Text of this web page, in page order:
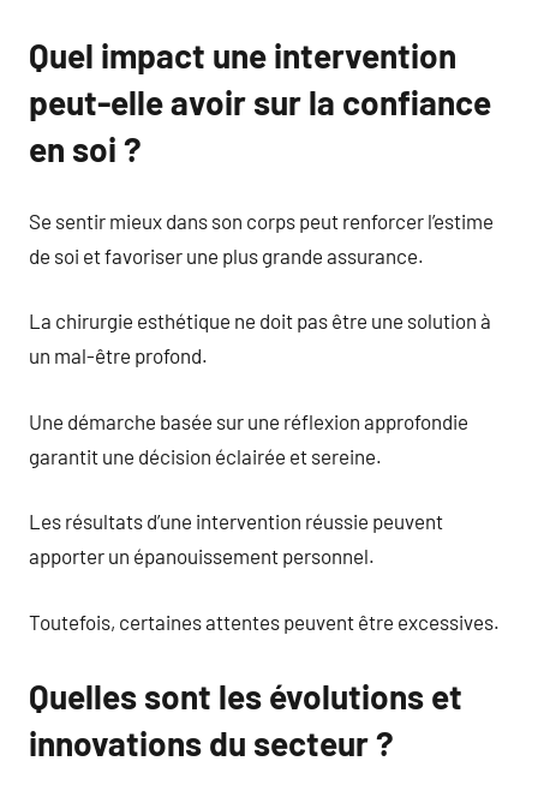
Quel impact une intervention
peut-elle avoir sur la confiance
en soi ?
Se sentir mieux dans son corps peut renforcer l’estime
de soi et favoriser une plus grande assurance.
La chirurgie esthétique ne doit pas être une solution à
un mal-être profond.
Une démarche basée sur une réflexion approfondie
garantit une décision éclairée et sereine.
Les résultats d’une intervention réussie peuvent
apporter un épanouissement personnel.
Toutefois, certaines attentes peuvent être excessives.
Quelles sont les évolutions et
innovations du secteur ?